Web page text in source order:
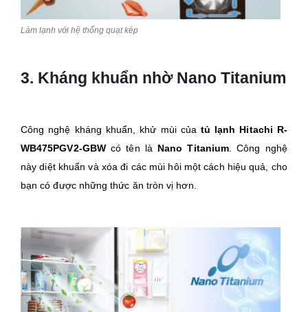
Làm lạnh với hệ thống quạt kép
3. Kháng khuẩn nhờ Nano Titanium
Công nghệ kháng khuẩn, khử mùi củatủ lạnh Hitachi R-
WB475PGV2-GBWcó tên là Nano Titanium. Công nghệ
này diệt khuẩn và xóa đi các mùi hôi một cách hiệu quả, cho
bạn có được những thức ăn tròn vị hơn.